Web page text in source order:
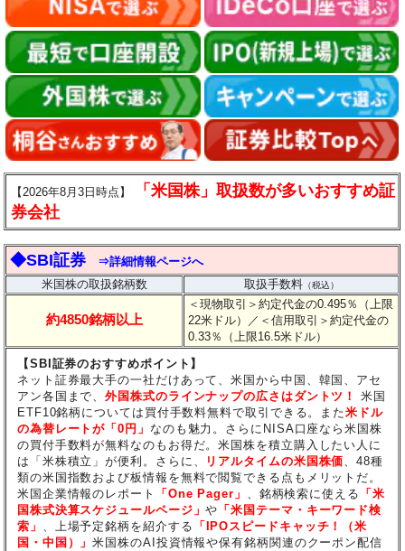
【2026年8月3日時点】
「米国株」取扱数が多いおすすめ証
券会社
◆SBI証券
⇒詳細情報ページへ
米国株の取扱銘柄数
取扱手数料（税込）
約4850銘柄以上
＜現物取引＞約定代金の0.495％（上限
22米ドル）
／＜信用取引＞約定代金の
0.33％（上限16.5米ドル）
【SBI証券のおすすめポイント】
ネット証券最大手の一社だけあって、米国から中国、韓国、アセ
アン各国まで、外国株式のラインナップの広さはダントツ！
米国
ETF10銘柄については買付手数料無料で取引できる。また米ドル
の為替レートが「0円」 なのも魅力。さらにNISA口座なら米国株
の買付手数料が無料なのもお得だ。米国株を積立購入したい人に
は「米株積立」が便利。さらに、
リアルタイムの米国株価、48種
類の米国指数および板情報を無料で閲覧できる点もメリットだ。
米国企業情報のレポート
「One Pager」 、銘柄検索に使える 「米
国株式決算スケジュールページ」や 「米国テーマ・キーワード検
索」 、上場予定銘柄を紹介する 「IPOスピードキャッチ！（米
国・中国）」米国株のAI投資情報や保有銘柄関連のクーポン配信